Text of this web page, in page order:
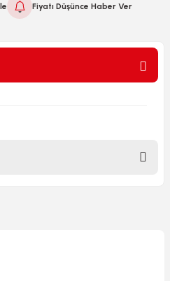
Fiyatı Düşünce Haber Ver